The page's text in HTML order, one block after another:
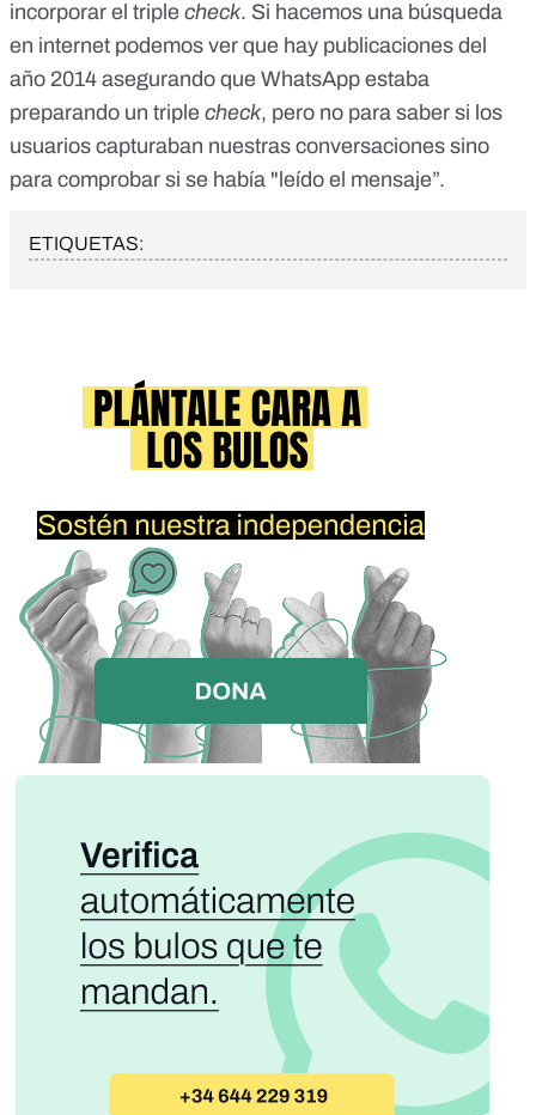
incorporar el triple check. Si hacemos una búsqueda
en internet podemos ver que hay publicaciones del
año 2014 asegurando que WhatsApp estaba
preparando un triple check, pero no para saber si los
usuarios capturaban nuestras conversaciones sino
para comprobar si se había "leído el mensaje”.
ETIQUETAS: